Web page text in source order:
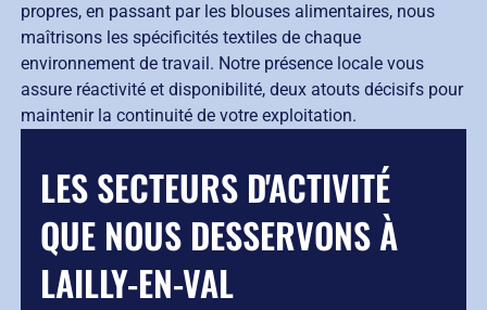
propres, en passant par les blouses alimentaires, nous
maîtrisons les spécificités textiles de chaque
environnement de travail. Notre présence locale vous
assure réactivité et disponibilité, deux atouts décisifs pour
maintenir la continuité de votre exploitation.
LES SECTEURS D'ACTIVITÉ
QUE NOUS DESSERVONS À
LAILLY-EN-VAL